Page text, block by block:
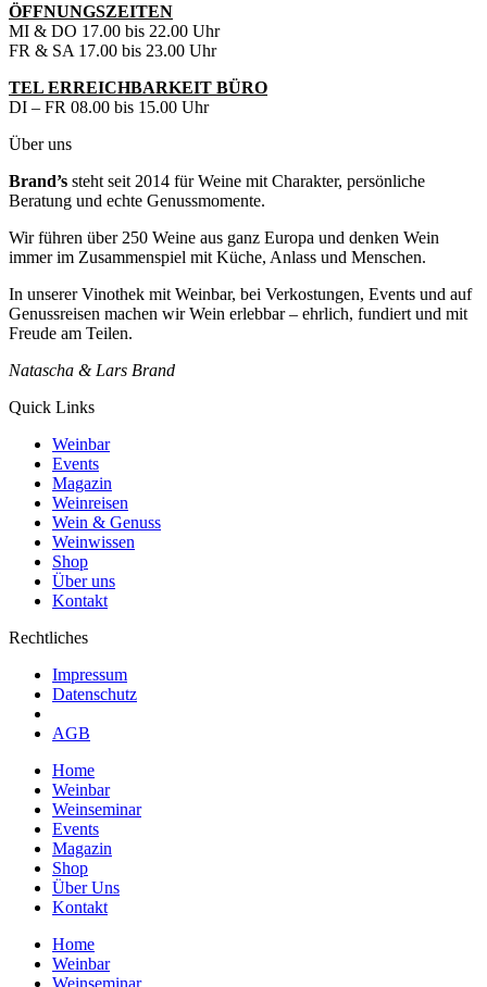
ÖFFNUNGSZEITEN
MI & DO 17.00 bis 22.00 Uhr
FR & SA 17.00 bis 23.00 Uhr
TEL ERREICHBARKEIT BÜRO
DI – FR 08.00 bis 15.00 Uhr
Über uns
Brand’s steht seit 2014 für Weine mit Charakter, persönliche
Beratung und echte Genussmomente.
Wir führen über 250 Weine aus ganz Europa und denken Wein
immer im Zusammenspiel mit Küche, Anlass und Menschen.
In unserer Vinothek mit Weinbar, bei Verkostungen, Events und auf
Genussreisen machen wir Wein erlebbar – ehrlich, fundiert und mit
Freude am Teilen.
Natascha & Lars Brand
Quick Links
Weinbar
Events
Magazin
Weinreisen
Wein & Genuss
Weinwissen
Shop
Über uns
Kontakt
Rechtliches
Impressum
Datenschutz
AGB
Home
Weinbar
Weinseminar
Events
Magazin
Shop
Über Uns
Kontakt
Home
Weinbar
Weinseminar